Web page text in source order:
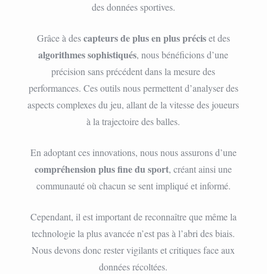
des données sportives.
Grâce à descapteurs de plus en plus préciset des
algorithmes sophistiqués, nous bénéficions d’une
précision sans précédent dans la mesure des
performances. Ces outils nous permettent d’analyser des
aspects complexes du jeu, allant de la vitesse des joueurs
à la trajectoire des balles.
En adoptant ces innovations, nous nous assurons d’une
compréhension plus fine du sport, créant ainsi une
communauté où chacun se sent impliqué et informé.
Cependant, il est important de reconnaître que même la
technologie la plus avancée n’est pas à l’abri des biais.
Nous devons donc rester vigilants et critiques face aux
données récoltées.